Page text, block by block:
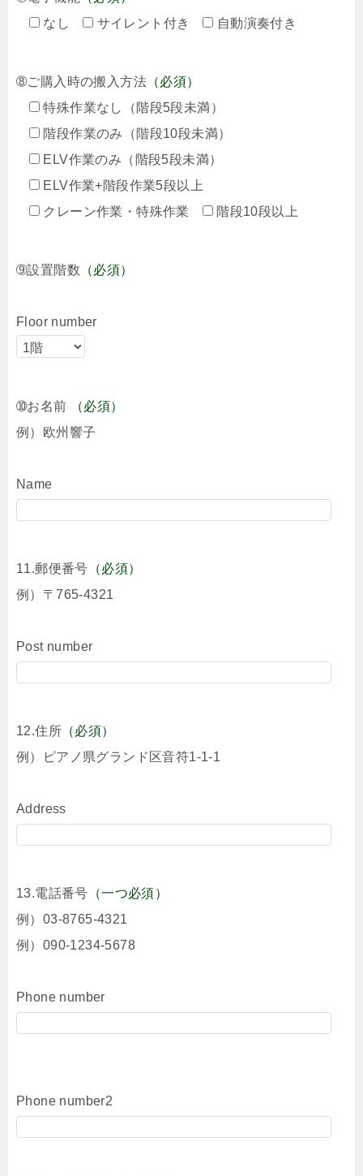
なし
サイレント付き 自動演奏付き
➇ご購入時の搬入方法 （必須）
特殊作業なし（階段5段未満）
階段作業のみ（階段10段未満）
ELV作業のみ（階段5段未満）
ELV作業+階段作業5段以上
クレーン作業・特殊作業
階段10段以上
➈設置階数 （必須）
Floor number
➉お名前
（必須）
例）欧州響子
Name
11.郵便番号 （必須）
例）〒765-4321
Post number
12.住所 （必須）
例）ピアノ県グランド区音符1-1-1
Address
13.電話番号 （一つ必須）
例）03-8765-4321
例）090-1234-5678
Phone number
Phone number2